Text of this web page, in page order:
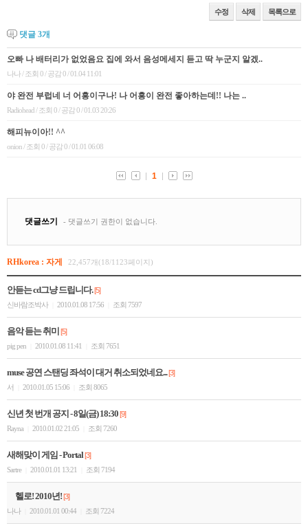
수정 삭제 목록으로
댓글 3개
RHkorea : 자게 22,457개(18/1123페이지)
안듣는 cd그냥 드립니다.[5]
신바람조박사
2010.01.08 17:56 조회 7597
음악 듣는 취미 [5]
pig pen
2010.01.08 11:41 조회 7651
muse 공연 스탠딩 좌석이 대거 취소되었네요...[3]
서
2010.01.05 15:06 조회 8065
신년 첫 번개 공지 - 8일(금) 18:30[9]
Rayna
2010.01.02 21:05 조회 7260
새해맞이 게임 - Portal[3]
Sartre
2010.01.01 13:21 조회 7194
헬로! 2010년![3]
나나
2010.01.01 00:44 조회 7224